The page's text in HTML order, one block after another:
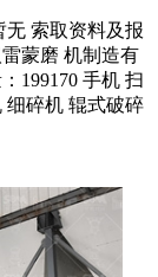
无 索取资料及报
蒙磨 机制造有
199170 手机 扫
细碎机 辊式破碎